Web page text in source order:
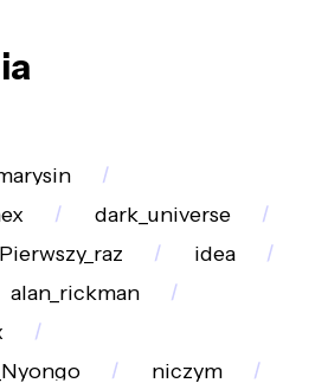
dark_universe
Pierwszy_raz
idea
alan_rickman
niczym